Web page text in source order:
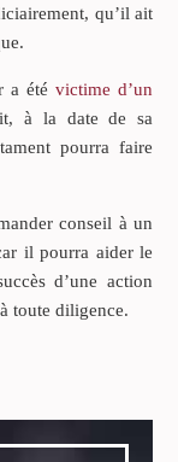
qu’il ait
a été victime d’un
à la date de sa
pourra faire
conseil à un
il pourra aider le
d’une action
toute diligence.